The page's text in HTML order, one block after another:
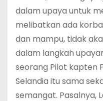
dalam upaya untuk
melibatkan ada
dan mampu, tidak
dalam langkah
seorang Pilot kapten
Selandia itu sama
semangat. Pasalnya,